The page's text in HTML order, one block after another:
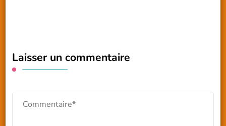
Laisser un commentaire